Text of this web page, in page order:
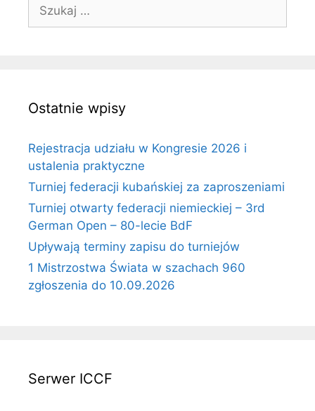
Ostatnie wpisy
Rejestracja udziału w Kongresie 2026 i
ustalenia praktyczne
Turniej federacji kubańskiej za zaproszeniami
Turniej otwarty federacji niemieckiej – 3rd
German Open – 80-lecie BdF
Upływają terminy zapisu do turniejów
1 Mistrzostwa Świata w szachach 960
zgłoszenia do 10.09.2026
Serwer ICCF